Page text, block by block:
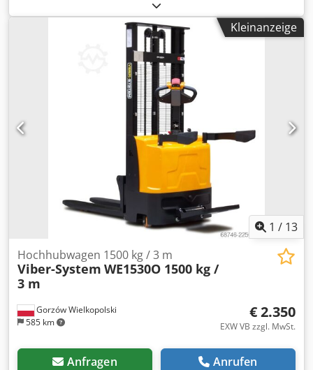
Kleinanzeige
1 / 13
Gorzów Wielkopolski
585 km
Hochhubwagen 1500 kg / 3 m
Viber-System WE1530O 1500 kg /
3 m
€ 2.350
EXW VB zzgl. MwSt.
Anfragen Anrufen